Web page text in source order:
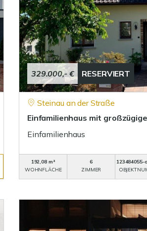
329.000,- € RESERVIERT
Steinau an der Straße
Einfamilienhaus mit
Einfamilienhaus
192,08 m²
WOHNFLÄCHE
6
ZIMMER
123484055-